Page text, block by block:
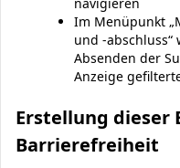
Im Menüpunkt
und -
Absenden der
Anzeige
Erstellung dieser
Barrierefreiheit